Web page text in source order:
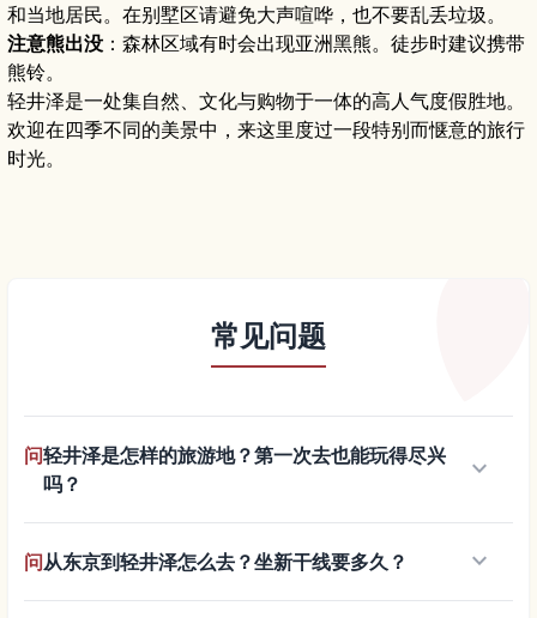
和当地居民。在别墅区请避免大声喧哗，也不要乱丢垃圾。
注意熊出没 ：森林区域有时会出现亚洲黑熊。徒步时建议携带
熊铃。
轻井泽是一处集自然、文化与购物于一体的高人气度假胜地。
欢迎在四季不同的美景中，来这里度过一段特别而惬意的旅行
时光。
常见问题
问轻井泽是怎样的旅游地？第一次去也能玩得尽兴
吗？
keyboard_arrow_down
问从东京到轻井泽怎么去？坐新干线要多久？ keyboard_arrow_down